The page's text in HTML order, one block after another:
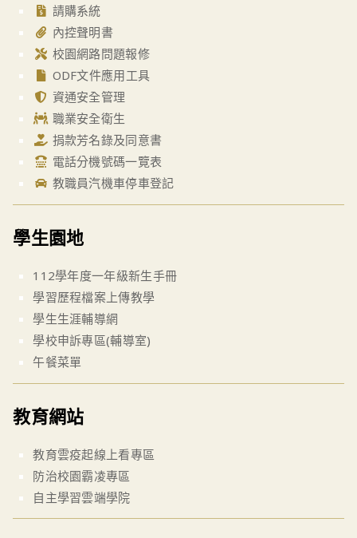
請購系統
內控聲明書
校園網路問題報修
ODF文件應用工具
資通安全管理
職業安全衛生
捐款芳名錄及同意書
電話分機號碼一覽表
教職員汽機車停車登記
學生園地
112學年度一年級新生手冊
學習歷程檔案上傳教學
學生生涯輔導網
學校申訴專區(輔導室)
午餐菜單
教育網站
教育雲疫起線上看專區
防治校園霸凌專區
自主學習雲端學院